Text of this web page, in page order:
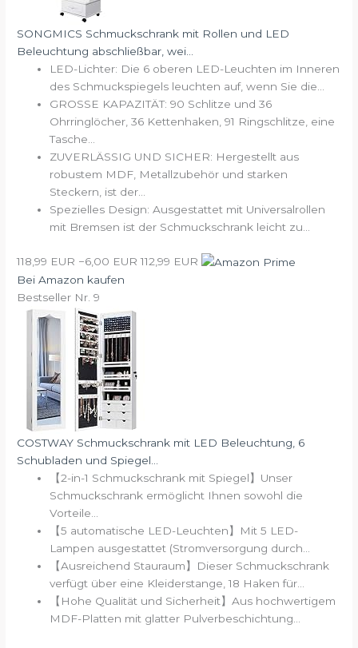
SONGMICS Schmuckschrank mit Rollen und LED
Beleuchtung abschließbar, wei...
LED-Lichter: Die 6 oberen LED-Leuchten im Inneren
des Schmuckspiegels leuchten auf, wenn Sie die...
GROSSE KAPAZITÄT: 90 Schlitze und 36
Ohrringlöcher, 36 Kettenhaken, 91 Ringschlitze, eine
Tasche...
ZUVERLÄSSIG UND SICHER: Hergestellt aus
robustem MDF, Metallzubehör und starken
Steckern, ist der...
Spezielles Design: Ausgestattet mit Universalrollen
mit Bremsen ist der Schmuckschrank leicht zu...
118,99 EUR −6,00 EUR 112,99 EUR
Bei Amazon kaufen
Bestseller Nr. 9
COSTWAY Schmuckschrank mit LED Beleuchtung, 6
Schubladen und Spiegel...
【2-in-1 Schmuckschrank mit Spiegel】Unser
Schmuckschrank ermöglicht Ihnen sowohl die
Vorteile...
【5 automatische LED-Leuchten】Mit 5 LED-
Lampen ausgestattet (Stromversorgung durch...
【Ausreichend Stauraum】Dieser Schmuckschrank
verfügt über eine Kleiderstange, 18 Haken für...
【Hohe Qualität und Sicherheit】Aus hochwertigem
MDF-Platten mit glatter Pulverbeschichtung...